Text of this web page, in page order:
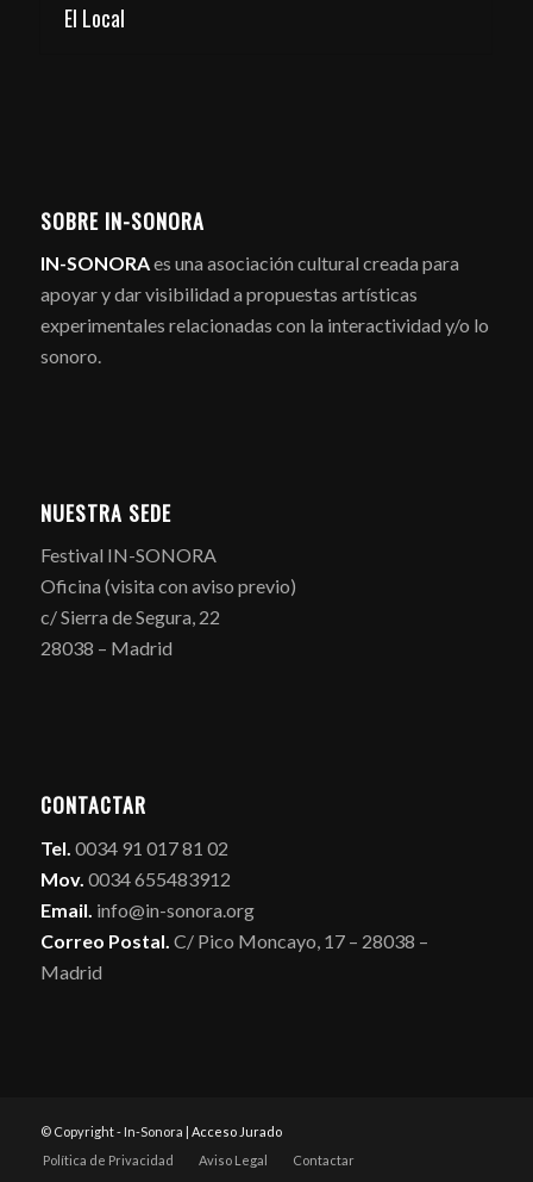
El Local
SOBRE IN-SONORA
IN-SONORAes una asociación cultural creada para
apoyar y dar visibilidad a propuestas artísticas
experimentales relacionadas con la interactividad y/o lo
sonoro.
NUESTRA SEDE
Festival IN-SONORA
Oficina (visita con aviso previo)
c/ Sierra de Segura, 22
28038 – Madrid
CONTACTAR
Tel. 0034 91 017 81 02
Mov. 0034 655483912
Email. info@in-sonora.org
Correo Postal. C/ Pico Moncayo, 17 – 28038 –
Madrid
© Copyright - In-Sonora | Acceso Jurado
Política de Privacidad
Aviso Legal Contactar